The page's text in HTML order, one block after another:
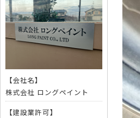
【会社名】
株式会社 ロングペイント
【建設業許可】